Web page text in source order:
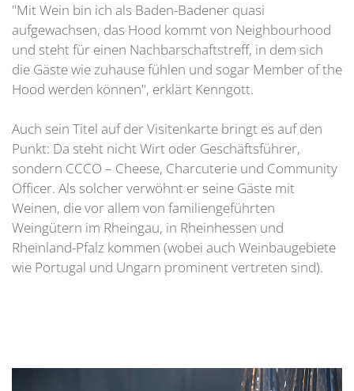
"Mit Wein bin ich als Baden-Badener quasi
aufgewachsen, das Hood kommt von Neighbourhood
und steht für einen Nachbarschaftstreff, in dem sich
die Gäste wie zuhause fühlen und sogar Member of the
Hood werden können", erklärt Kenngott.
Auch sein Titel auf der Visitenkarte bringt es auf den
Punkt: Da steht nicht Wirt oder Geschäftsführer,
sondern CCCO – Cheese, Charcuterie und Community
Officer. Als solcher verwöhnt er seine Gäste mit
Weinen, die vor allem von familiengeführten
Weingütern im Rheingau, in Rheinhessen und
Rheinland-Pfalz kommen (wobei auch Weinbaugebiete
wie Portugal und Ungarn prominent vertreten sind).